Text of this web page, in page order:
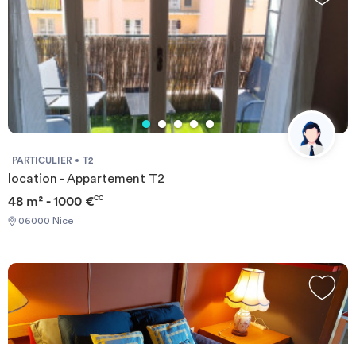
PARTICULIER T2
location - Appartement T2
48 m² - 1000 €CC
06000 Nice